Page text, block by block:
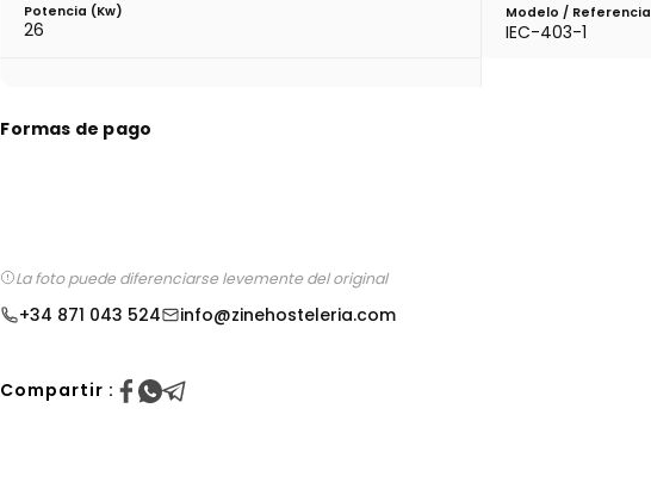
Potencia (Kw)
26
Modelo / Referencia
IEC-403-1
Formas de pago
La foto puede diferenciarse levemente del original
+34 871 043 524 info@zinehosteleria.com
Compartir :